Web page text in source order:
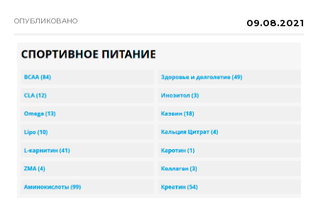
ОПУБЛИКОВАНО 09.08.2021